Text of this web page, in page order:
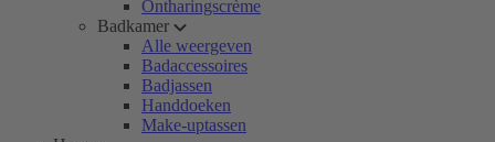
Ontharingscrème
Badkamer
Alle weergeven
Badaccessoires
Badjassen
Handdoeken
Make-uptassen